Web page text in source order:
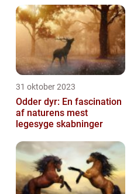
31 oktober 2023
Odder dyr: En fascination
af naturens mest
legesyge skabninger